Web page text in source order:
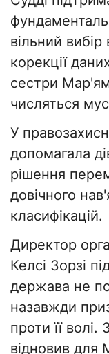
вільний
корекції
сестри
числяться
У
допомагала
рішення
довічного
класифікацій.
Директор
Келсі Зорзі
держава не
назавжди
проти її
відновив